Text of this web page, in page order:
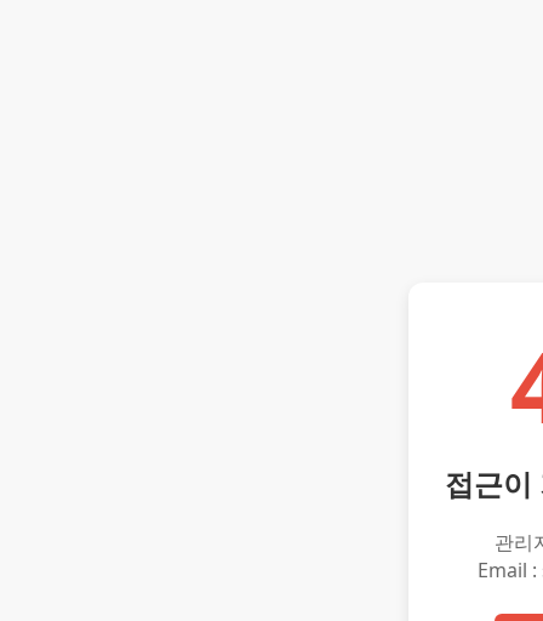
접근이
관리
Email